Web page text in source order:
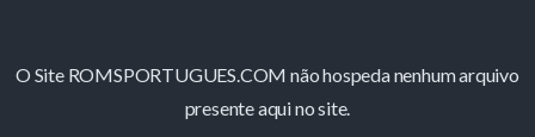
O Site ROMSPORTUGUES.COM não hospeda nenhum arquivo
presente aqui no site.